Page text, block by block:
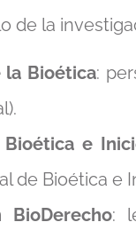
de la
la Bioética:
e
de Bioética e
BioDerecho: